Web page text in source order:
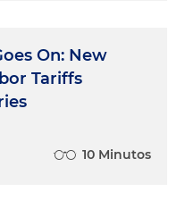
On: New
Tariffs
10 Minutos